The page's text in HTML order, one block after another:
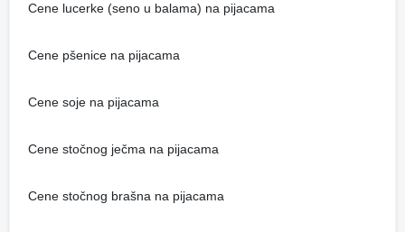
Cene lucerke (seno u balama) na pijacama
Cene pšenice na pijacama
Cene soje na pijacama
Cene stočnog ječma na pijacama
Cene stočnog brašna na pijacama